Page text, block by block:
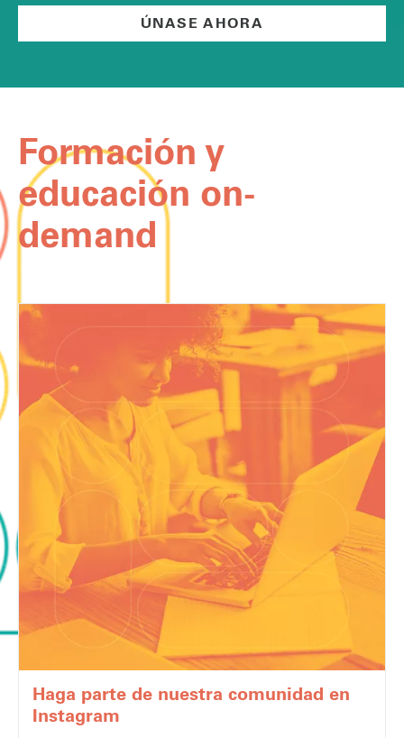
ÚNASE AHORA
Formación y
educación on-
demand
Haga parte de nuestra comunidad en
Instagram